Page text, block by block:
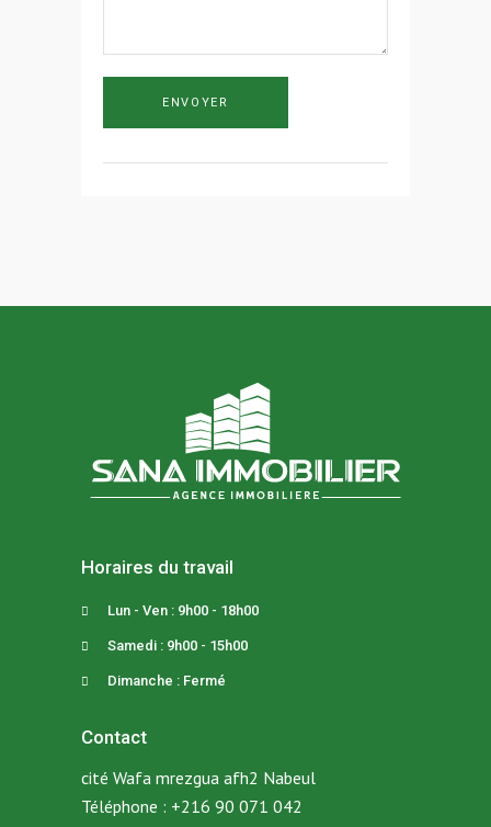
Horaires du travail
Lun - Ven : 9h00 - 18h00
Samedi : 9h00 - 15h00
Dimanche : Fermé
Contact
cité Wafa mrezgua afh2 Nabeul
Téléphone : +216 90 071 042